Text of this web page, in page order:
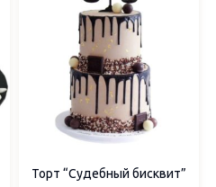
Торт “Судебный бисквит”